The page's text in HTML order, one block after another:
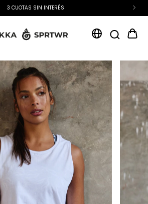
15% OFF EXTRA CON TRANSFERENCIA